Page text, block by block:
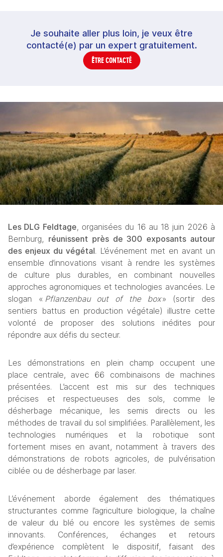
Je souhaite aller plus loin, je veux être
contacté(e) par un expert gratuitement.
ÊTRE CONTACTÉ
Les DLG Feldtage, organisées du 16 au 18 juin 2026 à
Bernburg, réunissent près de 300 exposants autour
des enjeux du végétal. L’événement met en avant un
ensemble d’innovations visant à rendre les systèmes
de culture plus durables, en combinant nouvelles
approches agronomiques et technologies avancées. Le
slogan « Pflanzenbau out of the box » (sortir des
sentiers battus en production végétale) illustre cette
volonté de proposer des solutions inédites pour
répondre aux défis du secteur.
Les démonstrations en plein champ occupent une
place centrale, avec 66 combinaisons de machines
présentées. L’accent est mis sur des techniques
précises et respectueuses des sols, comme le
désherbage mécanique, les semis directs ou les
méthodes de travail du sol simplifiées. Parallèlement, les
technologies numériques et la robotique sont
fortement mises en avant, notamment à travers des
démonstrations de robots agricoles, de pulvérisation
ciblée ou de désherbage par laser.
L’événement aborde également des thématiques
structurantes comme l’agriculture biologique, la chaîne
de valeur du blé ou encore les systèmes de semis
innovants. Conférences, échanges et retours
d’expérience complètent le dispositif, faisant des